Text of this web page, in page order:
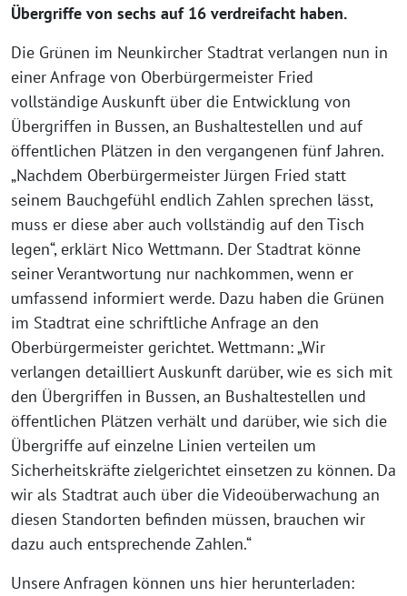
Übergriffe von sechs auf 16 verdreifacht haben.
Die Grünen im Neunkircher Stadtrat verlangen nun in
einer Anfrage von Oberbürgermeister Fried
vollständige Auskunft über die Entwicklung von
Übergriffen in Bussen, an Bushaltestellen und auf
öffentlichen Plätzen in den vergangenen fünf Jahren.
„Nachdem Oberbürgermeister Jürgen Fried statt
seinem Bauchgefühl endlich Zahlen sprechen lässt,
muss er diese aber auch vollständig auf den Tisch
legen“, erklärt Nico Wettmann. Der Stadtrat könne
seiner Verantwortung nur nachkommen, wenn er
umfassend informiert werde. Dazu haben die Grünen
im Stadtrat eine schriftliche Anfrage an den
Oberbürgermeister gerichtet. Wettmann: „Wir
verlangen detailliert Auskunft darüber, wie es sich mit
den Übergriffen in Bussen, an Bushaltestellen und
öffentlichen Plätzen verhält und darüber, wie sich die
Übergriffe auf einzelne Linien verteilen um
Sicherheitskräfte zielgerichtet einsetzen zu können. Da
wir als Stadtrat auch über die Videoüberwachung an
diesen Standorten befinden müssen, brauchen wir
dazu auch entsprechende Zahlen.“
Unsere Anfragen können uns hier herunterladen: